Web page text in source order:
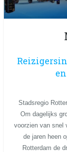
Stadsregio
Om dagelijks
voorzien van snel
de jaren heen
Rotterdam de